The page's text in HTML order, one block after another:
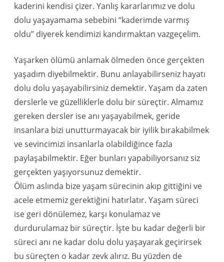
kaderini kendisi çizer. Yanlış kararlarımız ve dolu
dolu yaşayamama sebebini “kaderimde varmış
oldu” diyerek kendimizi kandırmaktan vazgeçelim.
Yaşarken ölümü anlamak ölmeden önce gerçekten
yaşadım diyebilmektir. Bunu anlayabilirseniz hayatı
dolu dolu yaşayabilirsiniz demektir. Yaşam da zaten
derslerle ve güzelliklerle dolu bir süreçtir. Almamız
gereken dersler ise anı yaşayabilmek, geride
insanlara bizi unutturmayacak bir iyilik bırakabilmek
ve sevincimizi insanlarla olabildiğince fazla
paylaşabilmektir. Eğer bunları yapabiliyorsanız siz
gerçekten yaşıyorsunuz demektir.
Ölüm aslında bize yaşam sürecinin akıp gittiğini ve
acele etmemiz gerektiğini hatırlatır. Yaşam süreci
ise geri dönülemez, karşı konulamaz ve
durdurulamaz bir süreçtir. İşte bu kadar değerli bir
süreci anı ne kadar dolu dolu yaşayarak geçirirsek
bu süreçten o kadar zevk alırız. Bu yüzden de